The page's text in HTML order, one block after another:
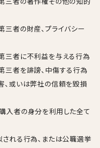
三者の財産、プライバシー
三者に不利益を与える行為
三者を誹謗、中傷する行為
、或いは弊社の信頼を毀損
入者の身分を利用した全て
される行為、または公職選挙